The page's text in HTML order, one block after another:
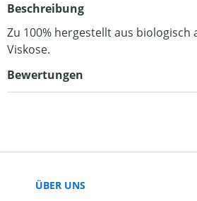
Beschreibung
Zu 100% hergestellt aus biologisch
Viskose.
Bewertungen
ÜBER UNS